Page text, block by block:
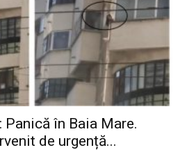
Panică în Baia Mare.
de urgență...